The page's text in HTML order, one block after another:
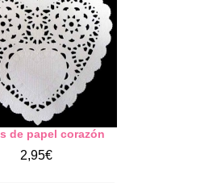
de papel corazón
2,95€